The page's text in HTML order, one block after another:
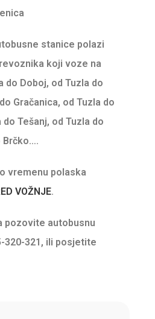
stanice polazi
koji voze na
do Doboj, od Tuzla do
Gračanica, od Tuzla do
do Tešanj, od Tuzla do
Brčko….
vremenu polaska
VOŽNJE.
pozovite autobusnu
320-321, ili posjetite